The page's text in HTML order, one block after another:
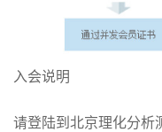
入会说明
请登陆到北京理化分析